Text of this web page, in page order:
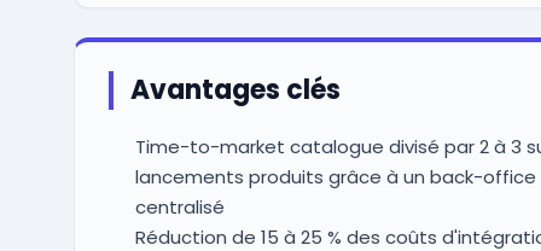
Avantages clés
Time-to-market catalogue divisé par 2 à 3
lancements produits grâce à un back-office
centralisé
Réduction de 15 à 25 % des coûts